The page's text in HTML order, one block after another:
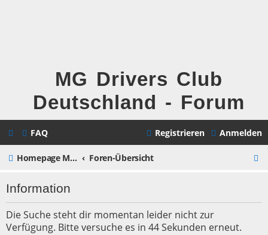
MG Drivers Club
Deutschland - Forum
FAQ Anmelden
Registrieren
Homepage MG Drivers Club Deutschland Foren-Übersicht
Information
Die Suche steht dir momentan leider nicht zur
Verfügung. Bitte versuche es in 44 Sekunden erneut.